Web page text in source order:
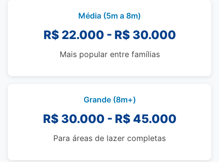
Média (5m a 8m)
R$ 22.000 - R$ 30.000
Mais popular entre famílias
Grande (8m+)
R$ 30.000 - R$ 45.000
Para áreas de lazer completas